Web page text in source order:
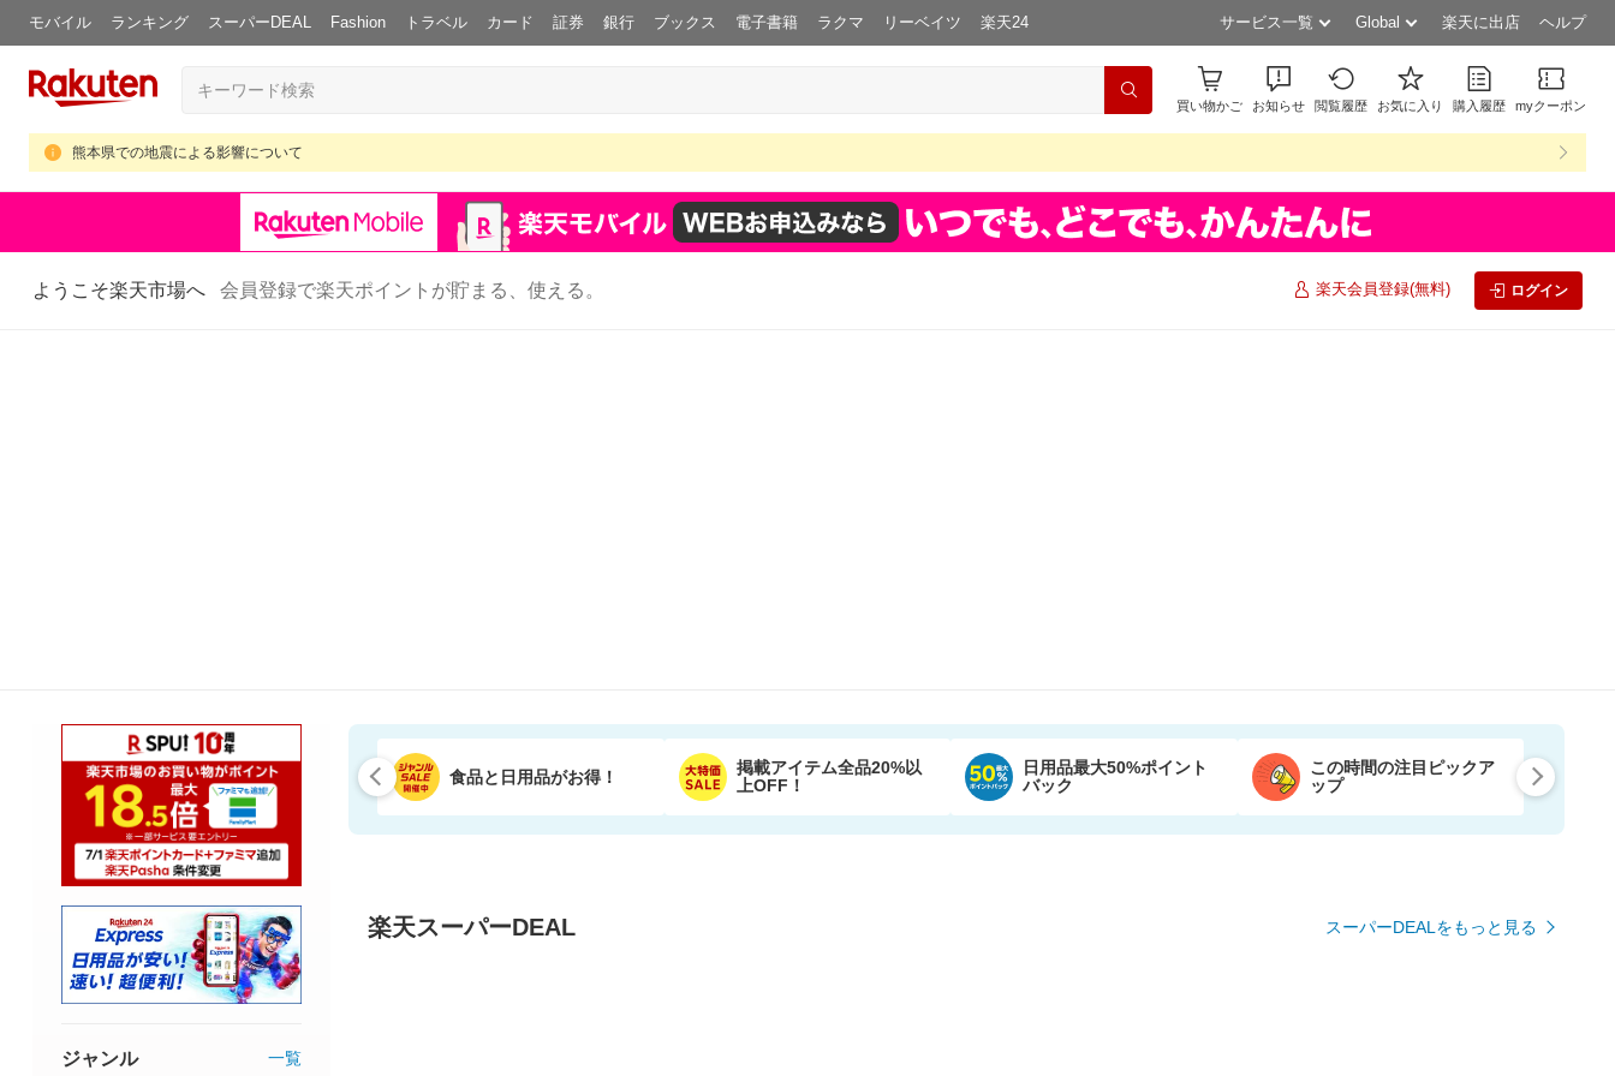
モバイル ランキング スーパーDEAL Fashion トラベル カード 証券 銀行 ブックス 電子書籍 ラクマ リーベイツ 楽天24 サービス一覧 Global 楽天に出店 ヘルプ
買い物かご お知らせ 閲覧履歴 お気に入り 購入履歴 myクーポン
熊本県での地震による影響について
ようこそ楽天市場へ 会員登録で楽天ポイントが貯まる、使える。 楽天会員登録(無料) ログイン
食品と日用品がお得！
掲載アイテム全品20%以
上OFF！
日用品最大50%ポイント
バック
この時間の注目ピックア
ップ
楽天スーパーDEAL スーパーDEALをもっと見る
ジャンル 一覧